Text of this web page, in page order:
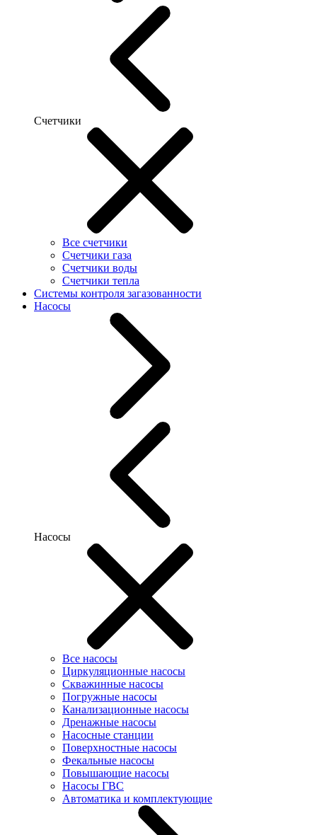
Счетчики
Все счетчики
Счетчики газа
Счетчики воды
Счетчики тепла
Системы контроля загазованности
Насосы
Насосы
Все насосы
Циркуляционные насосы
Скважинные насосы
Погружные насосы
Канализационные насосы
Дренажные насосы
Насосные станции
Поверхностные насосы
Фекальные насосы
Повышающие насосы
Насосы ГВС
Автоматика и комплектующие